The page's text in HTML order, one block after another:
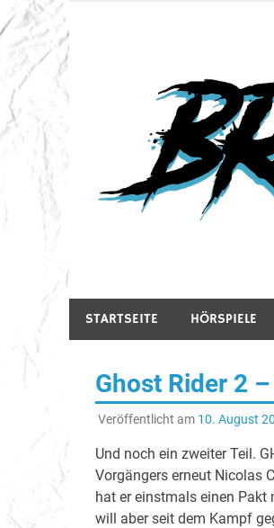
Inhalt
springen
STARTSEITE HÖRSPIELE
Ghost Rider 2
Veröffentlicht am 10. August
Und noch ein zweiter Teil.
Vorgängers erneut Nicolas
hat er einstmals einen Pakt
will aber seit dem Kampf